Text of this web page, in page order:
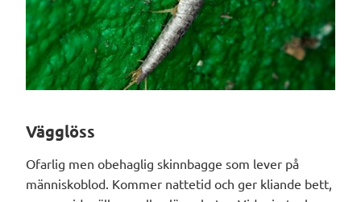
Vägglöss
Ofarlig men obehaglig skinnbagge som lever på
människoblod. Kommer nattetid och ger kliande bett,